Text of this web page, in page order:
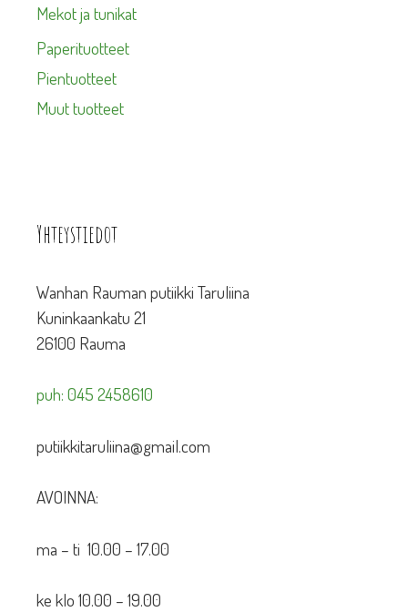
Mekot ja tunikat
Paperituotteet
Pientuotteet
Muut tuotteet
Yhteystiedot
Wanhan Rauman putiikki Taruliina
Kuninkaankatu 21
26100 Rauma
puh: 045 2458610
putiikkitaruliina@gmail.com
AVOINNA:
ma – ti 10.00 – 17.00
ke klo 10.00 – 19.00